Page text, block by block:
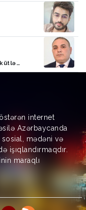
internet
Azərbaycanda
mədəni və
maraqlı